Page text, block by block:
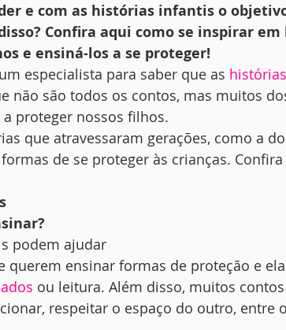
e com as histórias infantis o
Confira aqui como se inspirar
e ensiná-los a se proteger!
especialista para saber que as
não são todos os contos, mas muitos
proteger nossos filhos.
que atravessaram gerações, como a do
de se proteger às crianças.
podem ajudar
querem ensinar formas de proteção e
ou leitura. Além disso, muitos
respeitar o espaço do outro, entre